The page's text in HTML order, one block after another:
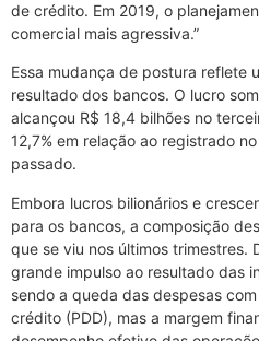
de crédito. Em 2019, o
comercial mais agressiva.”
Essa mudança de postura reflete
resultado dos bancos. O lucro
alcançou R$ 18,4 bilhões no
12,7% em relação ao registrado
passado.
Embora lucros bilionários e
para os bancos, a composição
que se viu nos últimos trimestres.
grande impulso ao resultado das
sendo a queda das despesas
crédito (PDD), mas a margem